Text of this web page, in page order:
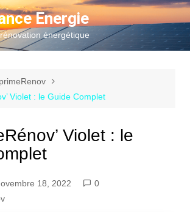
Energie
énergétique
Violet : le Guide Complet
Violet : le
18, 2022
0